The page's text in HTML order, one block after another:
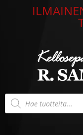
Products
search